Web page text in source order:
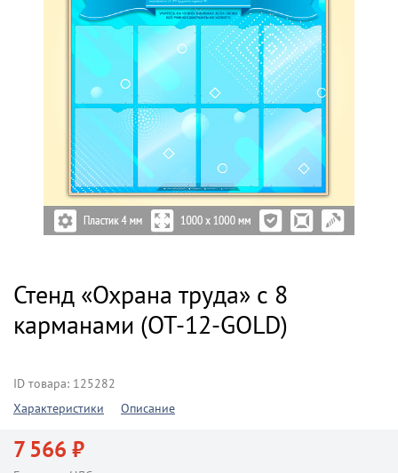
Поставщикам
Выдача продукции:
Стенд «Охрана труда» с 8
карманами (OT-12-GOLD)
ID товара: 125282
Характеристики
Описание
7 566 ₽